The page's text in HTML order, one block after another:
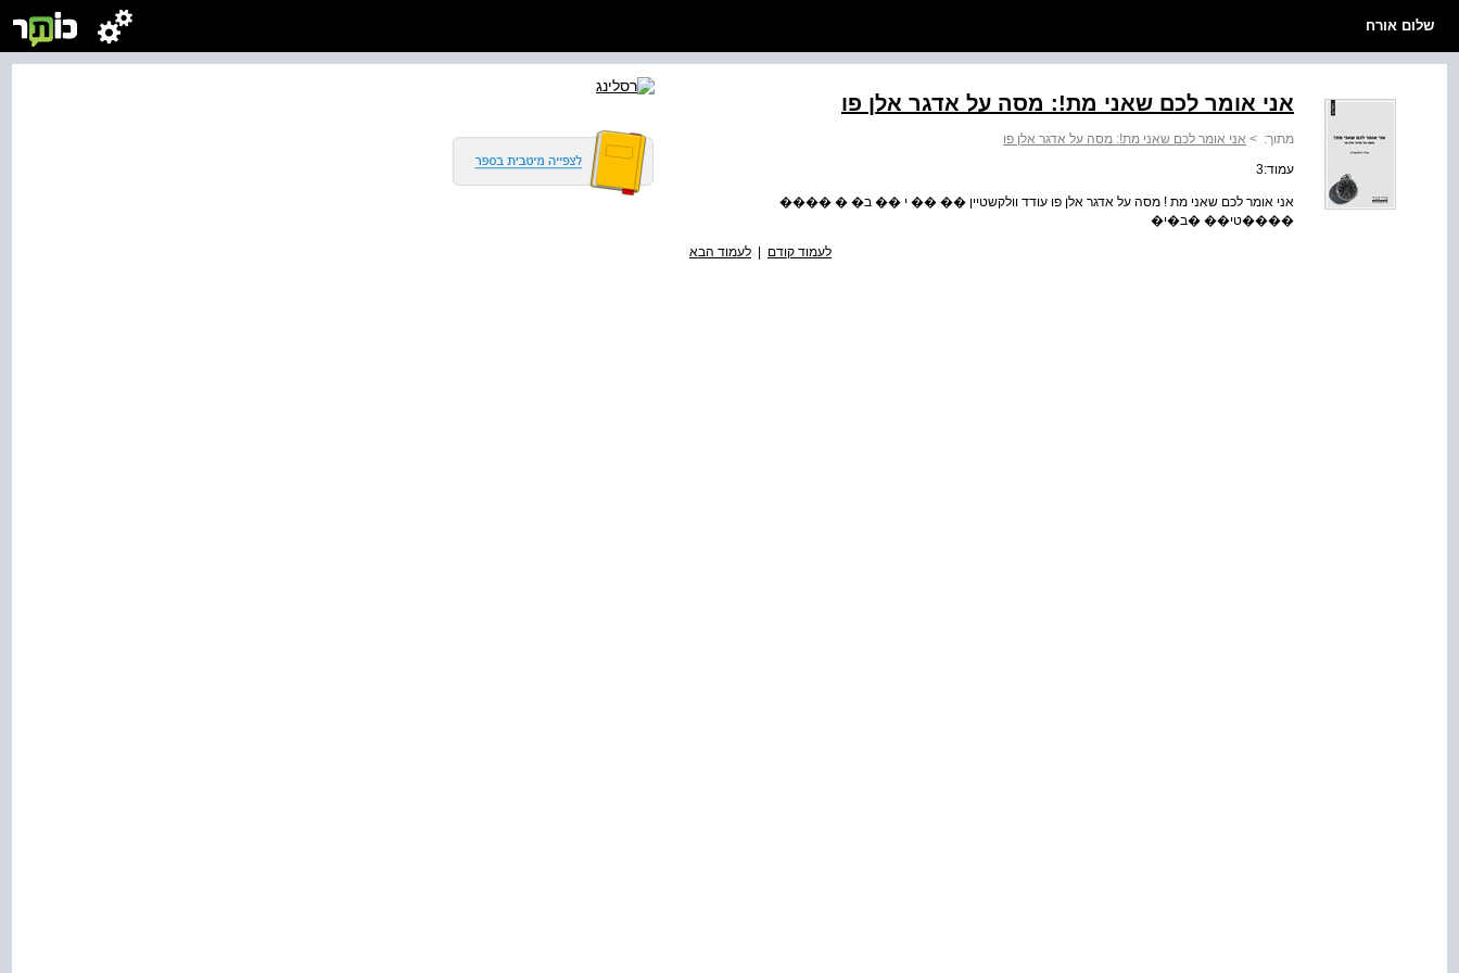
שלום אורח
אני אומר לכם שאני מת!: מסה על אדגר אלן פו
מתוך: > אני אומר לכם שאני מת!: מסה על אדגר אלן פו
עמוד:3
אני אומר לכם שאני מת ! מסה על אדגר אלן פו עודד וולקשטיין �� �� י �� ב� � ����
����טי�� �ב�י�
לעמוד קודם | לעמוד הבא